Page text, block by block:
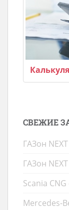
СВЕЖИЕ
ГАЗон
ГАЗон
Scania
Mercedes-